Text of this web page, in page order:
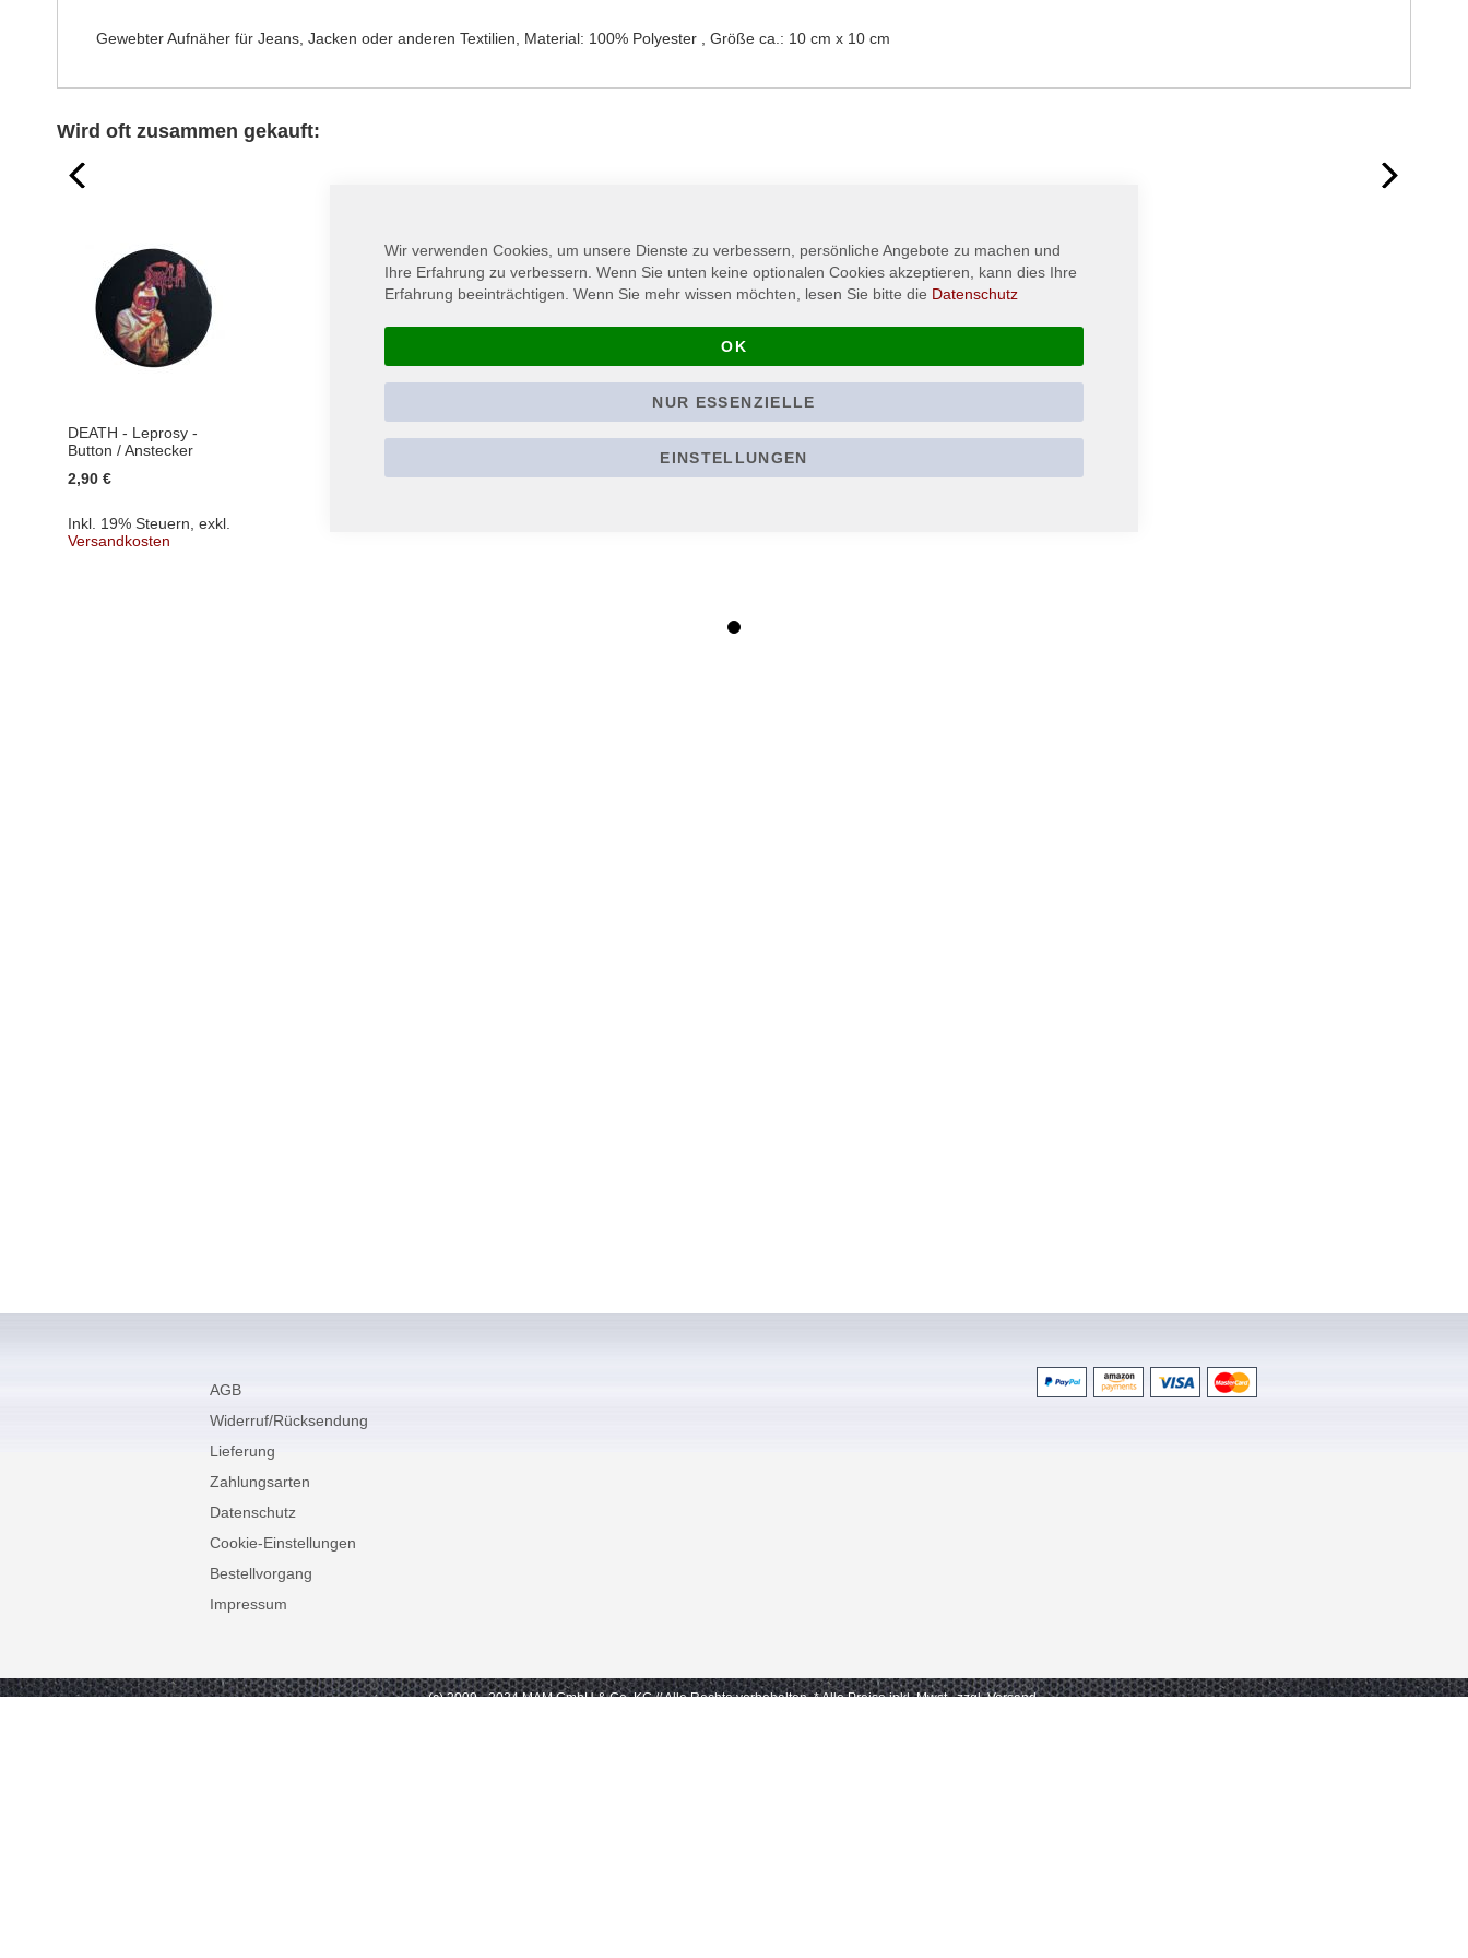
Gewebter Aufnäher für Jeans, Jacken oder anderen Textilien, Material: 100% Polyester , Größe ca.: 10 cm x 10 cm
Wird oft zusammen gekauft:
DEATH - Leprosy -
Button / Anstecker
2,90 €
Inkl. 19% Steuern exkl.
Versandkosten
AGB
Widerruf/Rücksendung
Lieferung
Zahlungsarten
Datenschutz
Cookie-Einstellungen
Bestellvorgang
Impressum
(c) 2009 - 2024 MAM GmbH & Co. KG // Alle Rechte vorbehalten. * Alle Preise inkl. Mwst., zzgl. Versand.
Wir verwenden Cookies, um unsere Dienste zu verbessern, persönliche Angebote zu machen und
Ihre Erfahrung zu verbessern. Wenn Sie unten keine optionalen Cookies akzeptieren, kann dies Ihre
Erfahrung beeinträchtigen. Wenn Sie mehr wissen möchten, lesen Sie bitte die Datenschutz
OK
NUR ESSENZIELLE
EINSTELLUNGEN